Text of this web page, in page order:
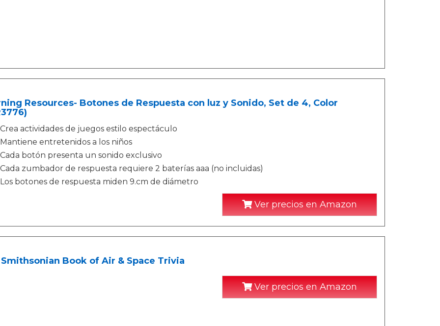
Resources- Botones de Respuesta con luz y Sonido, Set de 4, Color
Crea actividades de juegos estilo espectáculo
Mantiene entretenidos a los niños
Cada botón presenta un sonido exclusivo
Cada zumbador de respuesta requiere 2 baterías aaa (no incluidas)
Los botones de respuesta miden 9.cm de diámetro
Ver precios en Amazon
Book of Air & Space Trivia
Ver precios en Amazon